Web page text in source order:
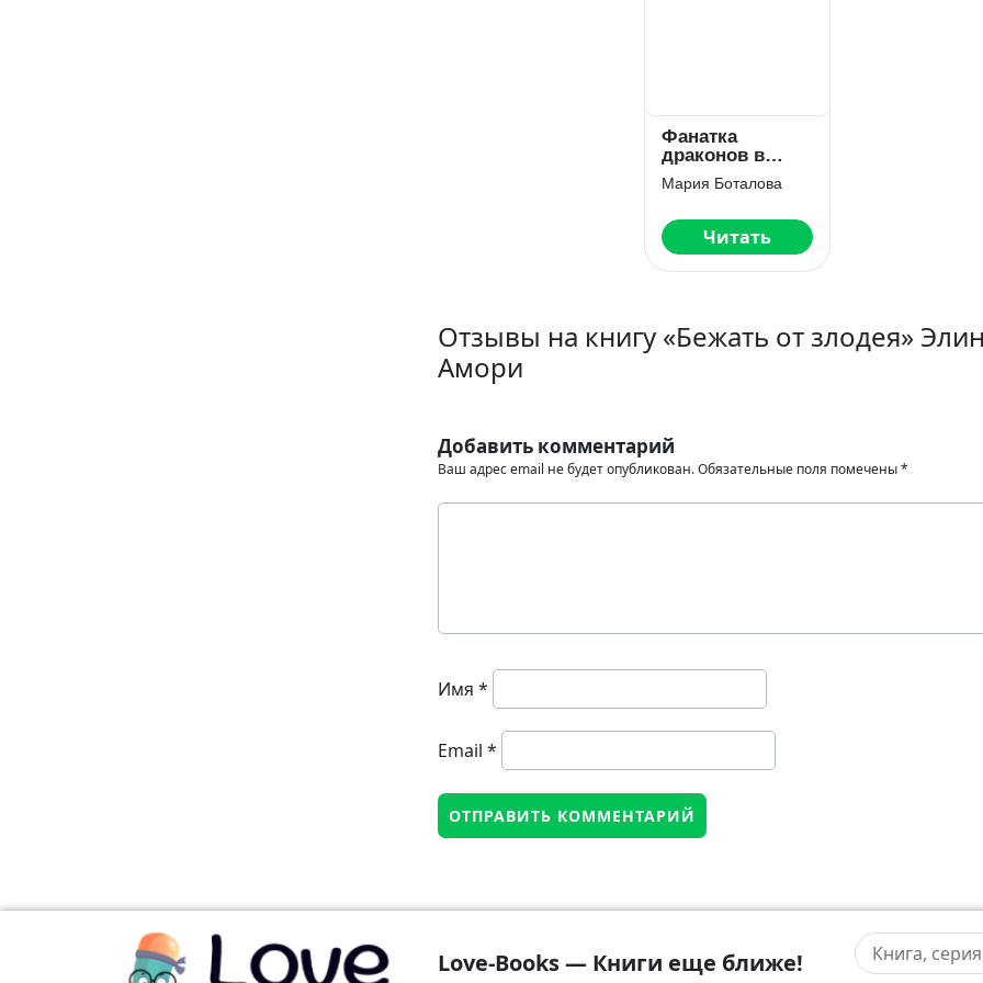
Фанатка
драконов в
академии
вампиров
Мария Боталова
Читать
Отзывы на книгу «Бежать от злодея»
Амори
Добавить комментарий
Ваш адрес email не будет опубликован.Обязательные поля помечены*
Имя *
Email *
Love-Books — Книги еще ближе!